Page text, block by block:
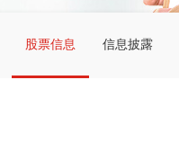
股票信息 信息披露